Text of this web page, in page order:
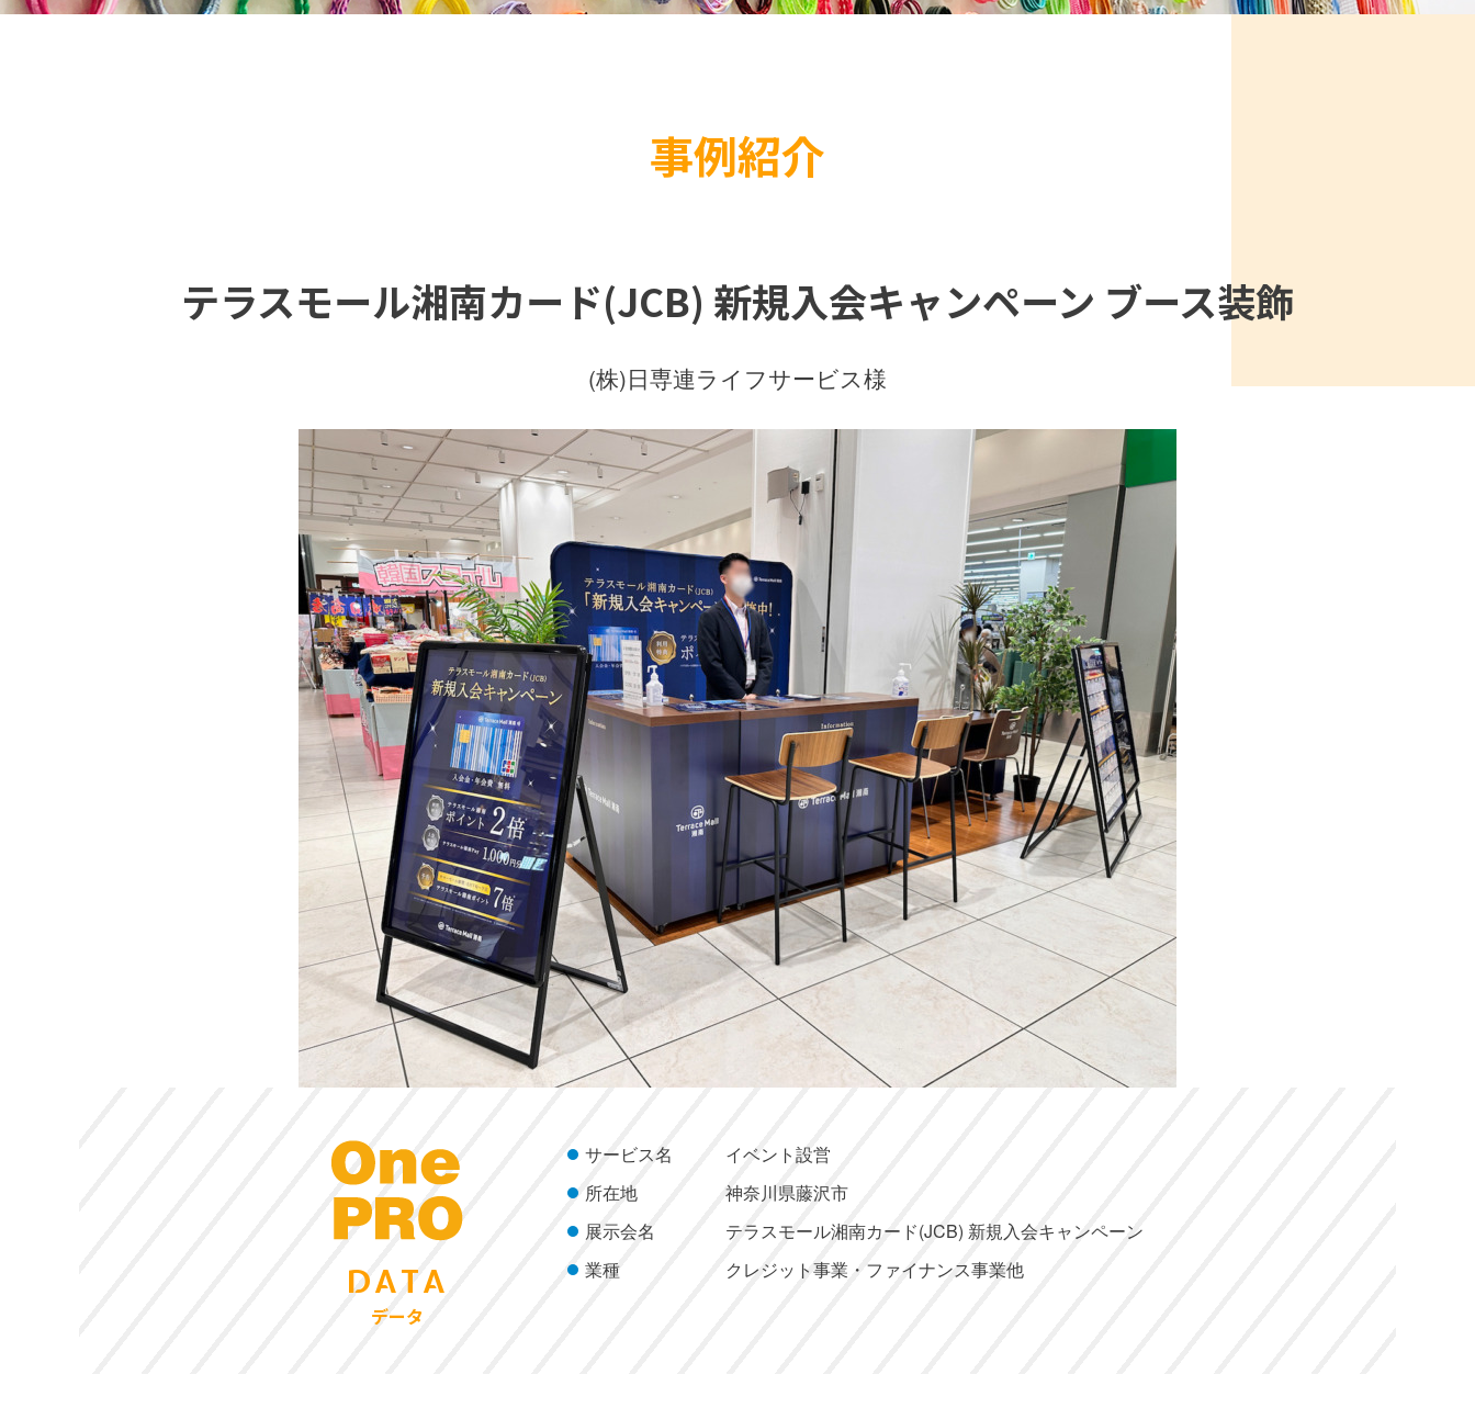
事例紹介
テラスモール湘南カード(JCB) 新規入会キャンペーン ブース装飾
(株)日専連ライフサービス様
DATA
データ
サービス名
イベント設営
所在地
神奈川県藤沢市
展示会名
テラスモール湘南カード(JCB) 新規入会キャンペーン
業種
クレジット事業・ファイナンス事業他